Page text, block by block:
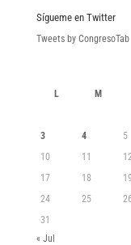
Sígueme en Twitter
Tweets by CongresoTab
L M
3
4 5
10
11 12
17
18 19
24
25
31
« Jul